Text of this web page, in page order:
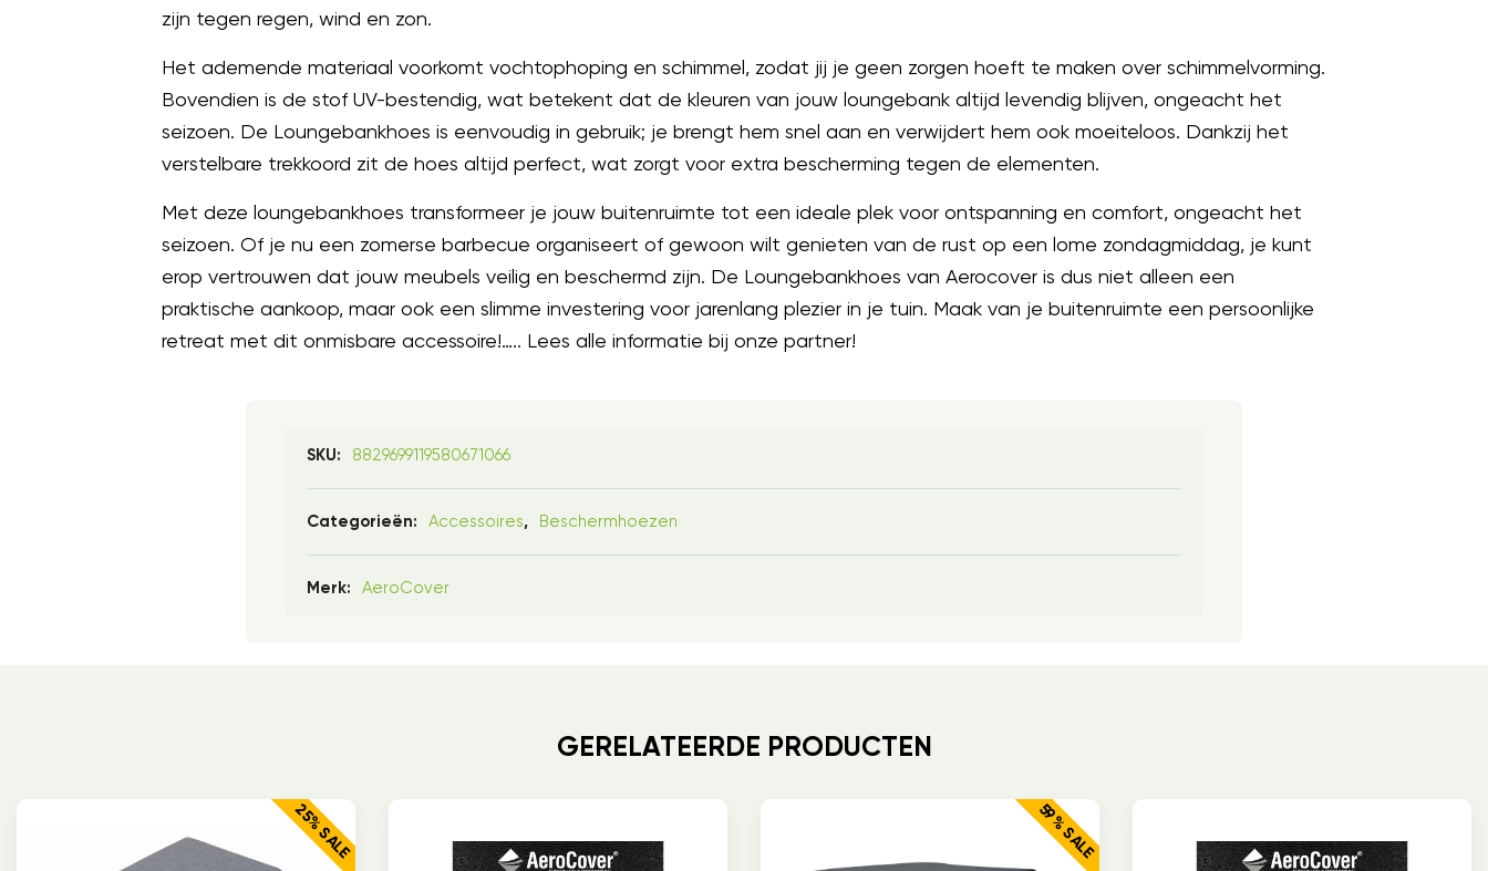
zijn tegen regen, wind en zon.
Het ademende materiaal voorkomt vochtophoping en schimmel, zodat jij je geen zorgen hoeft te maken over schimmelvorming.
Bovendien is de stof UV-bestendig, wat betekent dat de kleuren van jouw loungebank altijd levendig blijven, ongeacht het
seizoen. De Loungebankhoes is eenvoudig in gebruik; je brengt hem snel aan en verwijdert hem ook moeiteloos. Dankzij het
verstelbare trekkoord zit de hoes altijd perfect, wat zorgt voor extra bescherming tegen de elementen.
Met deze loungebankhoes transformeer je jouw buitenruimte tot een ideale plek voor ontspanning en comfort, ongeacht het
seizoen. Of je nu een zomerse barbecue organiseert of gewoon wilt genieten van de rust op een lome zondagmiddag, je kunt
erop vertrouwen dat jouw meubels veilig en beschermd zijn. De Loungebankhoes van Aerocover is dus niet alleen een
praktische aankoop, maar ook een slimme investering voor jarenlang plezier in je tuin. Maak van je buitenruimte een persoonlijke
retreat met dit onmisbare accessoire!….. Lees alle informatie bij onze partner!
SKU: 8829699119580671066
Categorieën: Accessoires, Beschermhoezen
Merk: AeroCover
GERELATEERDE PRODUCTEN
25% SALE 59% SALE